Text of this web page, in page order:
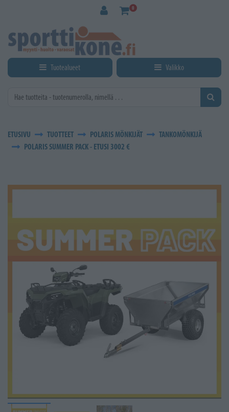
0
Tuotealueet Valikko
ETUSIVU TUOTTEET POLARIS MÖNKIJÄT
TANKOMÖNKIJÄ
POLARIS SUMMER PACK - ETUSI 3002 €